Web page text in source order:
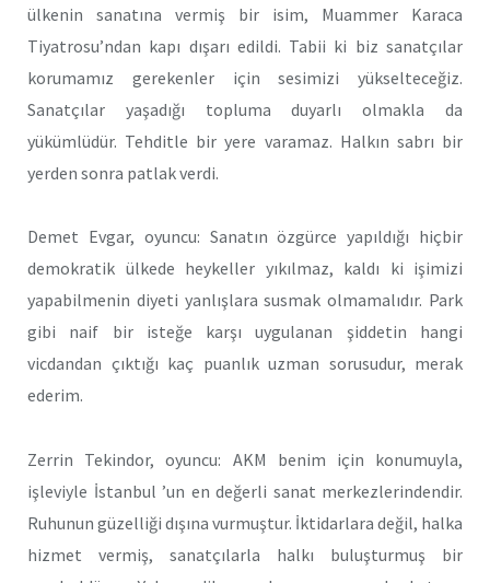
ülkenin sanatına vermiş bir isim, Muammer Karaca
Tiyatrosu’ndan kapı dışarı edildi. Tabii ki biz sanatçılar
korumamız gerekenler için sesimizi yükselteceğiz.
Sanatçılar yaşadığı topluma duyarlı olmakla da
yükümlüdür. Tehditle bir yere varamaz. Halkın sabrı bir
yerden sonra patlak verdi.
Demet Evgar, oyuncu: Sanatın özgürce yapıldığı hiçbir
demokratik ülkede heykeller yıkılmaz, kaldı ki işimizi
yapabilmenin diyeti yanlışlara susmak olmamalıdır. Park
gibi naif bir isteğe karşı uygulanan şiddetin hangi
vicdandan çıktığı kaç puanlık uzman sorusudur, merak
ederim.
Zerrin Tekindor, oyuncu: AKM benim için konumuyla,
işleviyle İstanbul ’un en değerli sanat merkezlerindendir.
Ruhunun güzelliği dışına vurmuştur. İktidarlara değil, halka
hizmet vermiş, sanatçılarla halkı buluşturmuş bir